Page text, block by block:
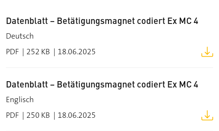
Datenblatt – Betätigungsmagnet codiert Ex MC 4
Deutsch
PDF
252 KB 18.06.2025
Datenblatt – Betätigungsmagnet codiert Ex MC 4
Englisch
PDF
250 KB 18.06.2025